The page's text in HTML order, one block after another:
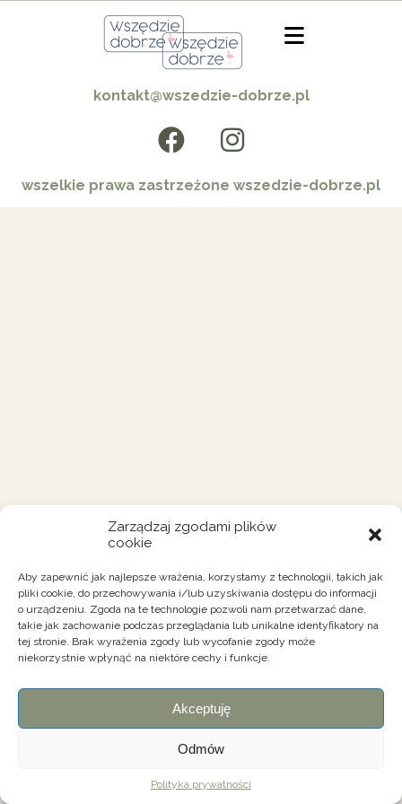
Zarządzaj zgodami plików
cookie
Aby zapewnić jak najlepsze wrażenia, korzystamy z technologii, takich jak
pliki cookie, do przechowywania i/lub uzyskiwania dostępu do informacji
o urządzeniu. Zgoda na te technologie pozwoli nam przetwarzać dane,
takie jak zachowanie podczas przeglądania lub unikalne identyfikatory na
tej stronie. Brak wyrażenia zgody lub wycofanie zgody może
niekorzystnie wpłynąć na niektóre cechy i funkcje.
Akceptuję
Odmów
Polityka prywatności
kontakt@wszedzie-dobrze.pl
wszelkie prawa zastrzeżone wszedzie-dobrze.pl